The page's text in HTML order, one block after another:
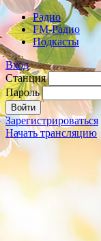
Радио
FM-Радио
Подкасты
Вход
Станция
Пароль
Зарегистрироваться
Начать трансляцию